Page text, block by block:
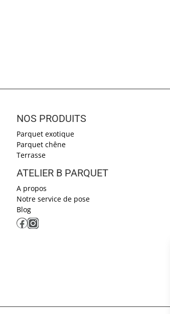
NOS PRODUITS
Parquet exotique
Parquet chêne
Terrasse
ATELIER B PARQUET ​
A propos
Notre service de pose
Blog